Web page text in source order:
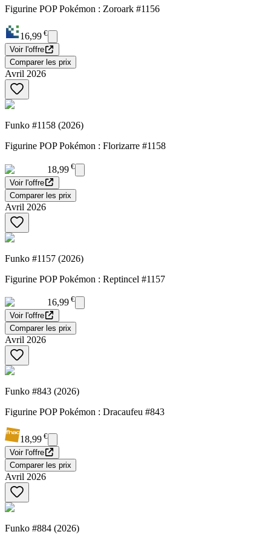
Figurine POP Pokémon : Zoroark #1156
16,99 €
Voir l'offre
Comparer les prix
Avril 2026
Funko #1158 (2026)
Figurine POP Pokémon : Florizarre #1158
18,99 €
Voir l'offre
Comparer les prix
Avril 2026
Funko #1157 (2026)
Figurine POP Pokémon : Reptincel #1157
16,99 €
Voir l'offre
Comparer les prix
Avril 2026
Funko #843 (2026)
Figurine POP Pokémon : Dracaufeu #843
18,99 €
Voir l'offre
Comparer les prix
Avril 2026
Funko #884 (2026)